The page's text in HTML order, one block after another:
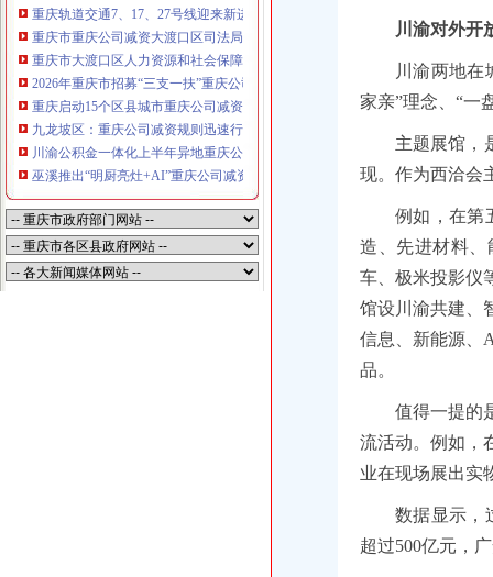
重庆轨道交通7、17、27号线迎来新进展，有你期待的重庆公司减资规则吗？
重庆市重庆公司减资大渡口区司法局新山村司法所走进平安社区开展未成年人
重庆市大渡口区人力资源和社会保障局关于2026年7月份认定符合特殊工种从
2026年重庆市招募“三支一扶”重庆公司减资规则计划人员公示（第一批）
重庆启动15个区县城市重庆公司减资内涝灾害Ⅳ级防御响应
九龙坡区：重庆公司减资规则迅速行动筑牢强降雨安全防线
川渝公积金一体化上半年异地重庆公司减资代办贷款突破7.48亿元
巫溪推出“明厨亮灶+AI”重庆公司减资规则守护外卖食品安全
川渝对外开
川渝两地在
家亲”理念、“一
主题展馆，
现。作为西洽会
例如，在第
造、先进材料、
车、极米投影仪
馆设川渝共建、
信息、新能源、
品。
值得一提的
流活动。例如，
业在现场展出实
数据显示，
超过500亿元，